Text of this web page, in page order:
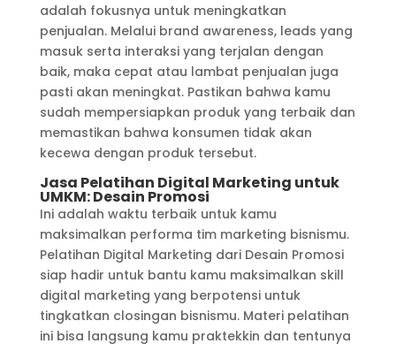
adalah fokusnya untuk meningkatkan
penjualan. Melalui brand awareness, leads yang
masuk serta interaksi yang terjalan dengan
baik, maka cepat atau lambat penjualan juga
pasti akan meningkat. Pastikan bahwa kamu
sudah mempersiapkan produk yang terbaik dan
memastikan bahwa konsumen tidak akan
kecewa dengan produk tersebut.
Jasa Pelatihan Digital Marketing untuk
UMKM: Desain Promosi
Ini adalah waktu terbaik untuk kamu
maksimalkan performa tim marketing bisnismu.
Pelatihan Digital Marketing dari Desain Promosi
siap hadir untuk bantu kamu maksimalkan skill
digital marketing yang berpotensi untuk
tingkatkan closingan bisnismu. Materi pelatihan
ini bisa langsung kamu praktekkin dan tentunya